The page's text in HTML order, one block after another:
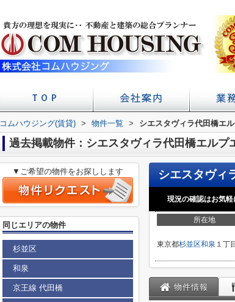
店舗へのアクセス
会社概要 初台の賃
コムハウジング(賃貸) > 物件一覧 > シエスタヴィラ代田橋エ
過去掲載物件：シエスタヴィラ代田橋エルプ
現況の確認はお気軽
所在地
東京都杉並区和泉 １丁目
物件情報
▼ご希望の物件をお探しします
同じエリアの物件
杉並区
和泉
京王線 代田橋